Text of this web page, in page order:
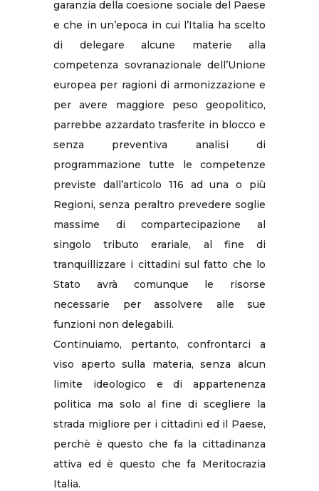
garanzia della coesione sociale del Paese
e che in un’epoca in cui l’Italia ha scelto
di delegare alcune materie alla
competenza sovranazionale dell’Unione
europea per ragioni di armonizzazione e
per avere maggiore peso geopolitico,
parrebbe azzardato trasferite in blocco e
senza preventiva analisi di
programmazione tutte le competenze
previste dall’articolo 116 ad una o più
Regioni, senza peraltro prevedere soglie
massime di compartecipazione al
singolo tributo erariale, al fine di
tranquillizzare i cittadini sul fatto che lo
Stato avrà comunque le risorse
necessarie per assolvere alle sue
funzioni non delegabili.
Continuiamo, pertanto, confrontarci a
viso aperto sulla materia, senza alcun
limite ideologico e di appartenenza
politica ma solo al fine di scegliere la
strada migliore per i cittadini ed il Paese,
perchè è questo che fa la cittadinanza
attiva ed è questo che fa Meritocrazia
Italia.